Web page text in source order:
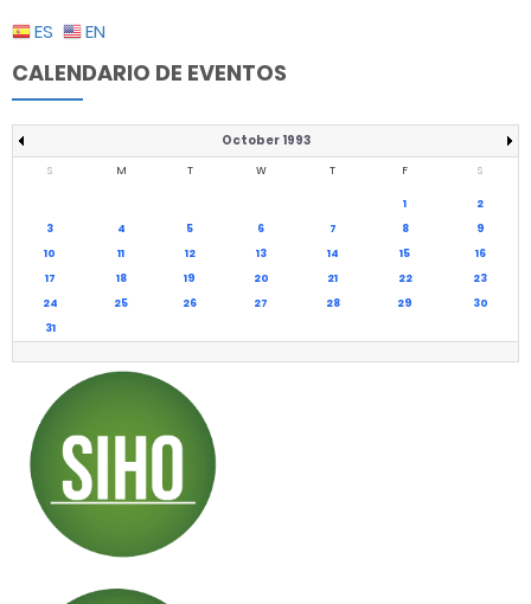
ES EN
CALENDARIO DE EVENTOS
October 1993
S M T W T F S
1
2
3
4 5 6 7 8
9
10
11 12 13 14 15
16
17
18 19 20 21 22
23
24
25 26 27 28 29
30
31